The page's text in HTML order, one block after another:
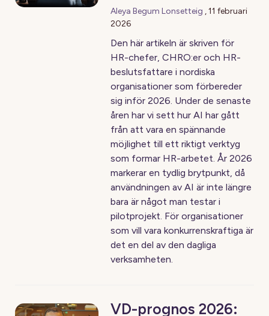
Aleya Begum Lonsetteig ,11 februari
2026
Den här artikeln är skriven för
HR-chefer, CHRO:er och HR-
beslutsfattare i nordiska
organisationer som förbereder
sig inför 2026. Under de senaste
åren har vi sett hur AI har gått
från att vara en spännande
möjlighet till ett riktigt verktyg
som formar HR-arbetet. År 2026
markerar en tydlig brytpunkt, då
användningen av AI är inte längre
bara är något man testar i
pilotprojekt. För organisationer
som vill vara konkurrenskraftiga är
det en del av den dagliga
verksamheten.
VD-prognos 2026: